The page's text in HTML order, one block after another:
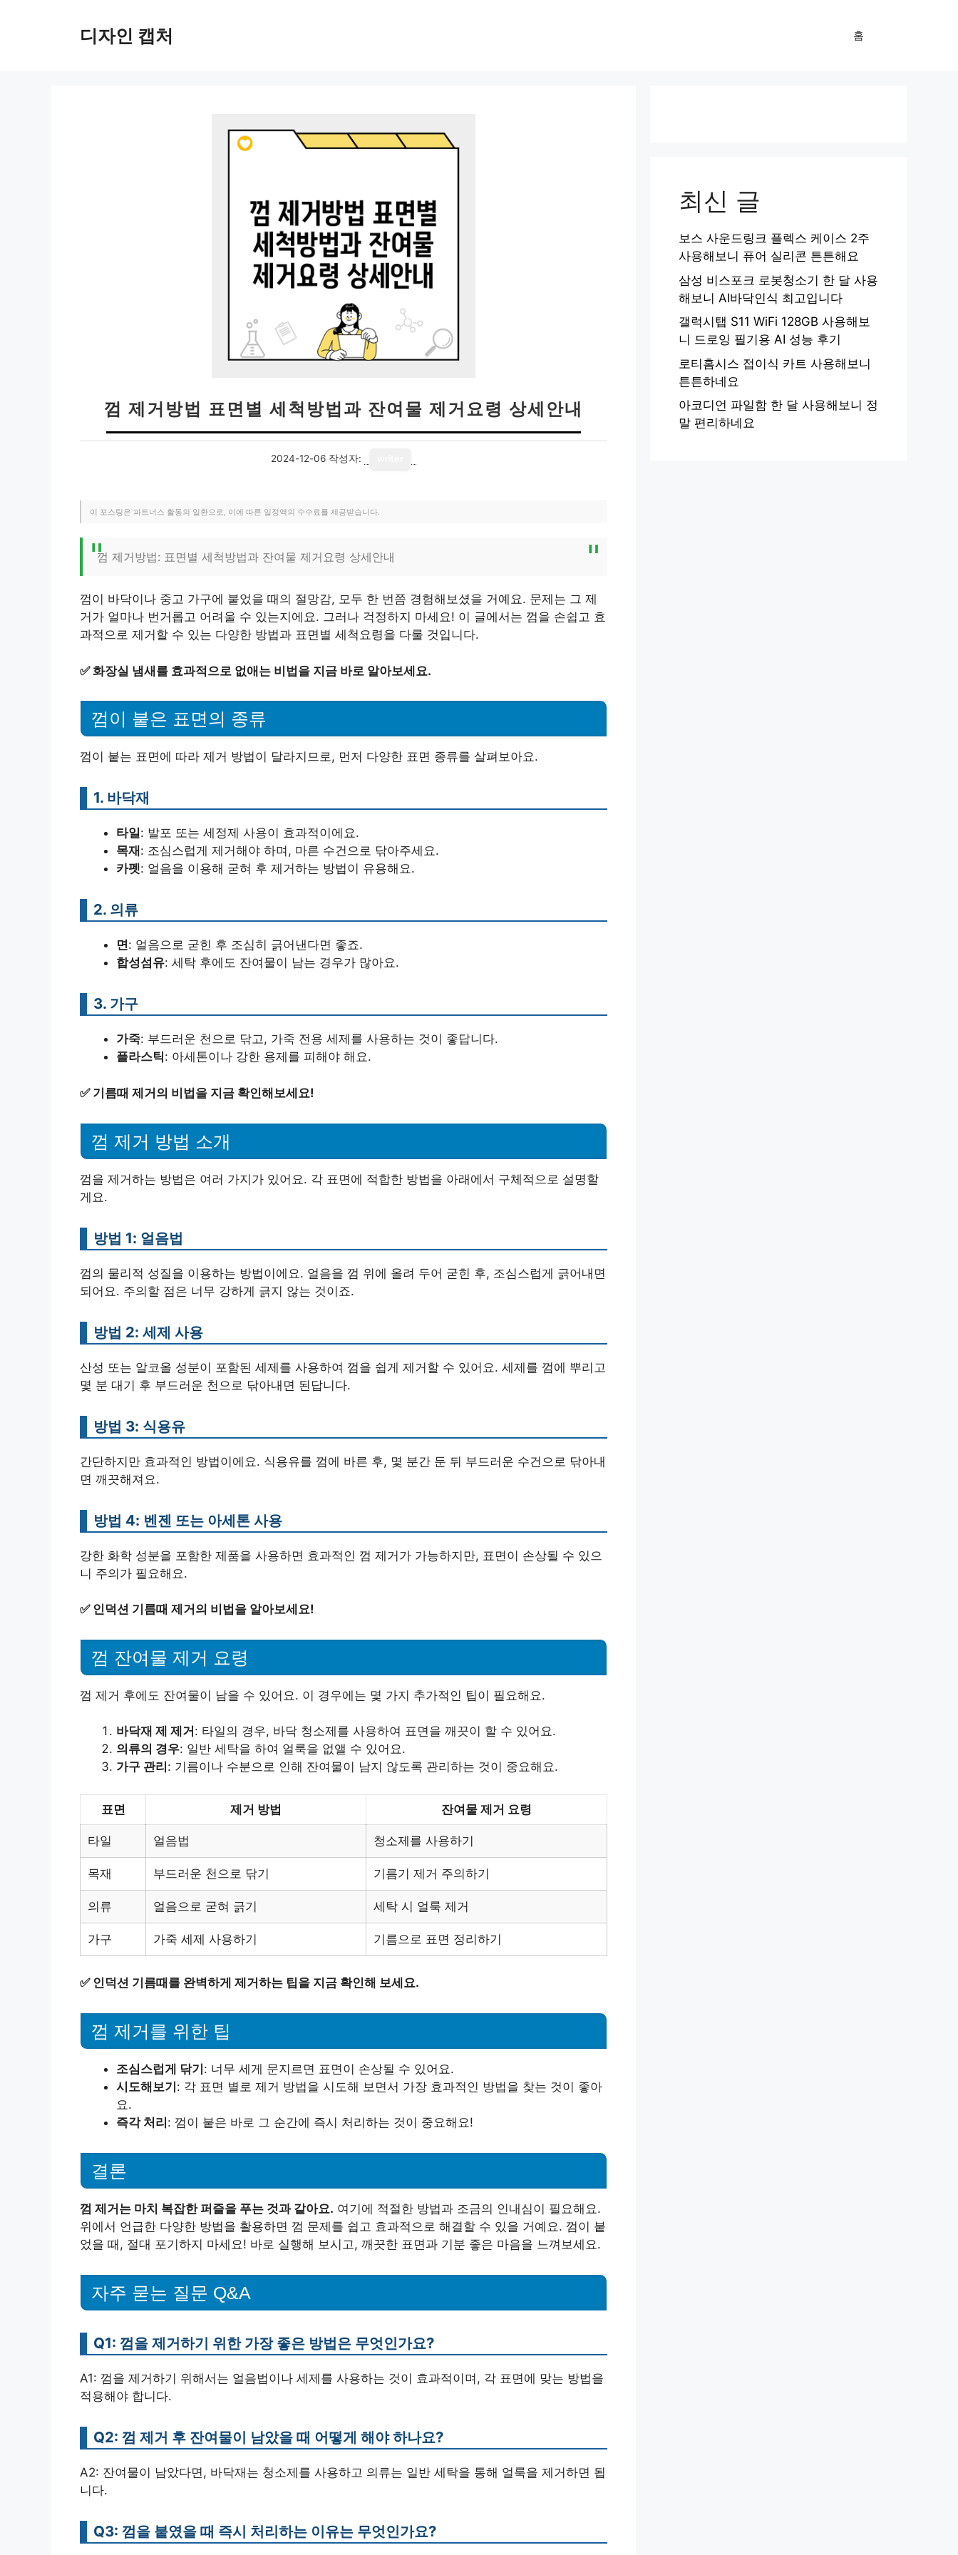
디자인 캡처 홈
껌 제거방법 표면별 세척방법과 잔여물 제거요령 상세안내
2024-12-06 작성자:
이 포스팅은 파트너스 활동의 일환으로, 이에 따른 일정액의 수수료를 제공받습니다.
껌 제거방법: 표면별 세척방법과 잔여물 제거요령 상세안내
껌이 바닥이나 중고 가구에 붙었을 때의 절망감, 모두 한 번쯤 경험해보셨을 거예요. 문제는 그 제
거가 얼마나 번거롭고 어려울 수 있는지에요. 그러나 걱정하지 마세요! 이 글에서는 껌을 손쉽고 효
과적으로 제거할 수 있는 다양한 방법과 표면별 세척요령을 다룰 것입니다.
✅화장실 냄새를 효과적으로 없애는 비법을 지금 바로 알아보세요.
껌이 붙은 표면의 종류
껌이 붙는 표면에 따라 제거 방법이 달라지므로, 먼저 다양한 표면 종류를 살펴보아요.
1. 바닥재
타일: 발포 또는 세정제 사용이 효과적이에요.
목재 : 조심스럽게 제거해야 하며, 마른 수건으로 닦아주세요.
카펫: 얼음을 이용해 굳혀 후 제거하는 방법이 유용해요.
2. 의류
면: 얼음으로 굳힌 후 조심히 긁어낸다면 좋죠.
합성섬유: 세탁 후에도 잔여물이 남는 경우가 많아요.
3. 가구
가죽: 부드러운 천으로 닦고, 가죽 전용 세제를 사용하는 것이 좋답니다.
플라스틱: 아세톤이나 강한 용제를 피해야 해요.
✅ 기름때 제거의 비법을 지금 확인해보세요!
껌 제거 방법 소개
껌을 제거하는 방법은 여러 가지가 있어요. 각 표면에 적합한 방법을 아래에서 구체적으로 설명할
게요.
방법 1: 얼음법
껌의 물리적 성질을 이용하는 방법이에요. 얼음을 껌 위에 올려 두어 굳힌 후, 조심스럽게 긁어내면
되어요. 주의할 점은 너무 강하게 긁지 않는 것이죠.
방법 2: 세제 사용
산성 또는 알코올 성분이 포함된 세제를 사용하여 껌을 쉽게 제거할 수 있어요. 세제를 껌에 뿌리고
몇 분 대기 후 부드러운 천으로 닦아내면 된답니다.
방법 3: 식용유
간단하지만 효과적인 방법이에요. 식용유를 껌에 바른 후, 몇 분간 둔 뒤 부드러운 수건으로 닦아내
면 깨끗해져요.
방법 4: 벤젠 또는 아세톤 사용
강한 화학 성분을 포함한 제품을 사용하면 효과적인 껌 제거가 가능하지만, 표면이 손상될 수 있으
니 주의가 필요해요.
✅ 인덕션 기름때 제거의 비법을 알아보세요!
껌 잔여물 제거 요령
껌 제거 후에도 잔여물이 남을 수 있어요. 이 경우에는 몇 가지 추가적인 팁이 필요해요.
바닥재 제 제거 : 타일의 경우, 바닥 청소제를 사용하여 표면을 깨끗이 할 수 있어요.
의류의 경우: 일반 세탁을 하여 얼룩을 없앨 수 있어요.
가구 관리 : 기름이나 수분으로 인해 잔여물이 남지 않도록 관리하는 것이 중요해요.
표면 제거 방법 잔여물 제거 요령
타일 얼음법 청소제를 사용하기
목재 부드러운 천으로 닦기 기름기 제거 주의하기
의류 얼음으로 굳혀 긁기 세탁 시 얼룩 제거
가구 가죽 세제 사용하기 기름으로 표면 정리하기
✅ 인덕션 기름때를 완벽하게 제거하는 팁을 지금 확인해 보세요.
껌 제거를 위한 팁
조심스럽게 닦기 : 너무 세게 문지르면 표면이 손상될 수 있어요.
시도해보기 : 각 표면 별로 제거 방법을 시도해 보면서 가장 효과적인 방법을 찾는 것이 좋아
요.
즉각 처리 : 껌이 붙은 바로 그 순간에 즉시 처리하는 것이 중요해요!
결론
껌 제거는 마치 복잡한 퍼즐을 푸는 것과 같아요. 여기에 적절한 방법과 조금의 인내심이 필요해요.
위에서 언급한 다양한 방법을 활용하면 껌 문제를 쉽고 효과적으로 해결할 수 있을 거예요. 껌이 붙
었을 때, 절대 포기하지 마세요! 바로 실행해 보시고, 깨끗한 표면과 기분 좋은 마음을 느껴보세요.
자주 묻는 질문 Q&A
Q1: 껌을 제거하기 위한 가장 좋은 방법은 무엇인가요?
A1: 껌을 제거하기 위해서는 얼음법이나 세제를 사용하는 것이 효과적이며, 각 표면에 맞는 방법을
적용해야 합니다.
Q2: 껌 제거 후 잔여물이 남았을 때 어떻게 해야 하나요?
A2: 잔여물이 남았다면, 바닥재는 청소제를 사용하고 의류는 일반 세탁을 통해 얼룩을 제거하면 됩
니다.
Q3: 껌을 붙였을 때 즉시 처리하는 이유는 무엇인가요?
최신 글
보스 사운드링크 플렉스 케이스 2주
사용해보니 퓨어 실리콘 튼튼해요
삼성 비스포크 로봇청소기 한 달 사용
해보니 AI바닥인식 최고입니다
갤럭시탭 S11 WiFi 128GB 사용해보
니 드로잉 필기용 AI 성능 후기
로티홈시스 접이식 카트 사용해보니
튼튼하네요
아코디언 파일함 한 달 사용해보니 정
말 편리하네요